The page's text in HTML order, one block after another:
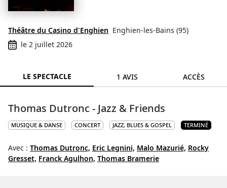
Théâtre du Casino d'Enghien Enghien-les-Bains (95)
le 2 juillet 2026
LE SPECTACLE 1 AVIS ACCÈS
Thomas Dutronc - Jazz & Friends
MUSIQUE & DANSE CONCERT JAZZ, BLUES & GOSPEL TERMINÉ
Avec : Thomas Dutronc, Eric Legnini, Malo Mazurié, Rocky
Gresset, Franck Agulhon, Thomas Bramerie